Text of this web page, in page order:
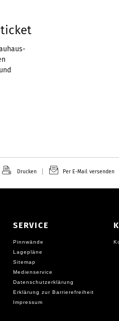
Drucken Per E-Mail versenden
SERVICE
Pinnwände
Lagepläne
Sitemap
Medienservice
Datenschutzerklärung
Erklärung zur Barrierefreiheit
Impressum